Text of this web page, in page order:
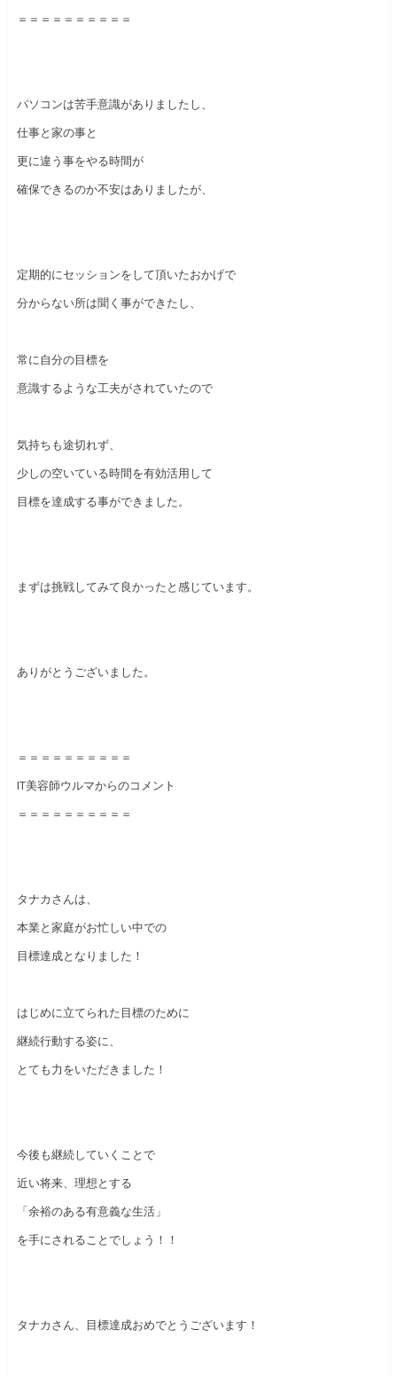
＝＝＝＝＝＝＝＝＝＝
パソコンは苦手意識がありましたし、
仕事と家の事と
更に違う事をやる時間が
確保できるのか不安はありましたが、
定期的にセッションをして頂いたおかげで
分からない所は聞く事ができたし、
常に自分の目標を
意識するような工夫がされていたので
気持ちも途切れず、
少しの空いている時間を有効活用して
目標を達成する事ができました。
まずは挑戦してみて良かったと感じています。
ありがとうございました。
＝＝＝＝＝＝＝＝＝＝
IT美容師ウルマからのコメント
＝＝＝＝＝＝＝＝＝＝
タナカさんは、
本業と家庭がお忙しい中での
目標達成となりました！
はじめに立てられた目標のために
継続行動する姿に、
とても力をいただきました！
今後も継続していくことで
近い将来、理想とする
「余裕のある有意義な生活」
を手にされることでしょう！！
タナカさん、目標達成おめでとうございます！